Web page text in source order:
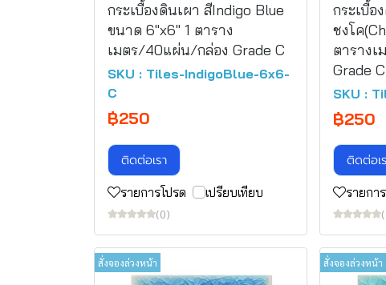
กระเบื้องดินเผา สีIndigo Blue
ขนาด 6"x6" 1 ตาราง
เมตร/40แผ่น/กล่อง Grade C
SKU : Tiles-IndigoBlue-6x6-
C
฿250
ติดต่อเรา
รายการโปรด เปรียบเทียบ
(0)
กระเบื้อ
ชงโค
ตาราง
Grade C
SKU :
฿250
ติดต่อเ
รายกา
สั่งจองล่วงหน้า สั่งจองล่วงหน้า